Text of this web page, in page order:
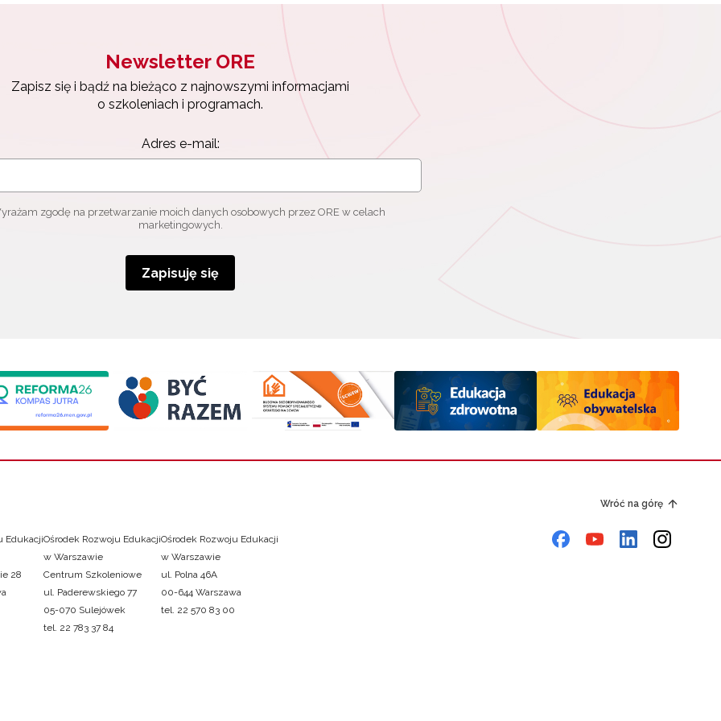
Newsletter ORE
Zapisz się i bądź na bieżąco z najnowszymi informacjami
o szkoleniach i programach.
Adres e-mail:
zgodę na przetwarzanie moich danych osobowych przez ORE w celach
marketingowych.
Zapisuję się
Wróć na górę
Edukacji
28
Ośrodek Rozwoju Edukacji
w Warszawie
Centrum Szkoleniowe
ul. Paderewskiego 77
05-070 Sulejówek
tel. 22 783 37 84
Ośrodek Rozwoju Edukacji
w Warszawie
ul. Polna 46A
00-644 Warszawa
tel. 22 570 83 00